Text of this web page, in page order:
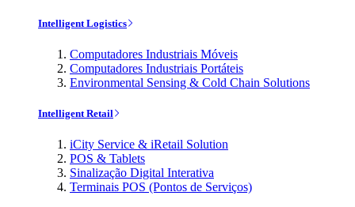
Intelligent Logistics
Computadores Industriais Móveis
Computadores Industriais Portáteis
Environmental Sensing & Cold Chain Solutions
Intelligent Retail
iCity Service & iRetail Solution
POS & Tablets
Sinalização Digital Interativa
Terminais POS (Pontos de Serviços)